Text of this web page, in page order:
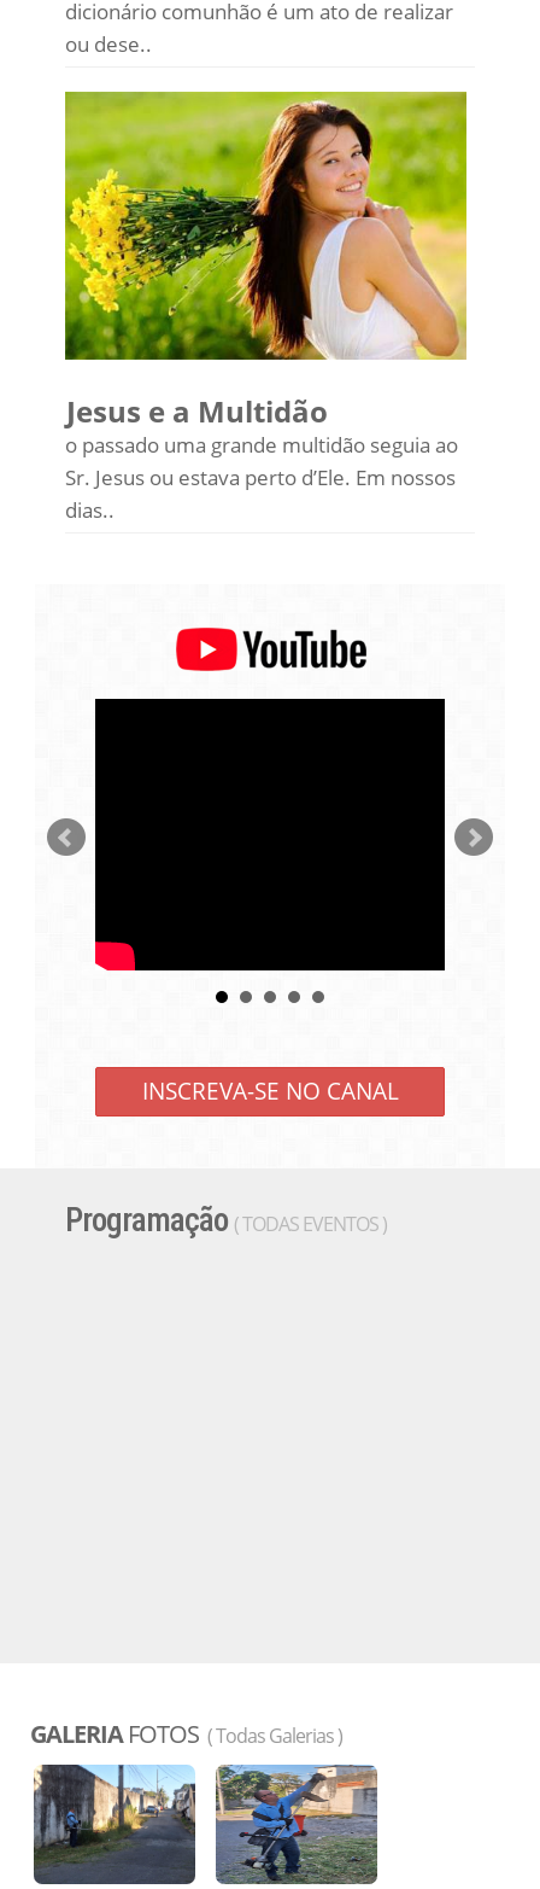
dicionário comunhão é um ato de realizar
ou dese..
Jesus e a Multidão
o passado uma grande multidão seguia ao
Sr. Jesus ou estava perto d’Ele. Em nossos
dias..
INSCREVA-SE NO CANAL
Programação ( TODAS EVENTOS )
GALERIAFOTOS ( Todas Galerias )